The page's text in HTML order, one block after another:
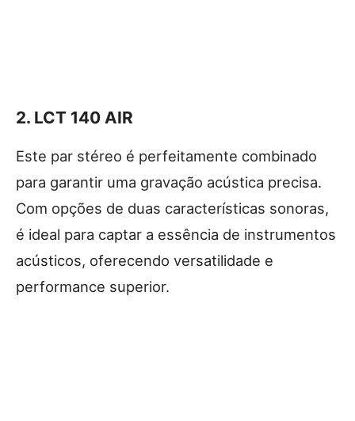
2. LCT 140 AIR
Este par stéreo é perfeitamente combinado
para garantir uma gravação acústica precisa.
Com opções de duas características sonoras,
é ideal para captar a essência de instrumentos
acústicos, oferecendo versatilidade e
performance superior.